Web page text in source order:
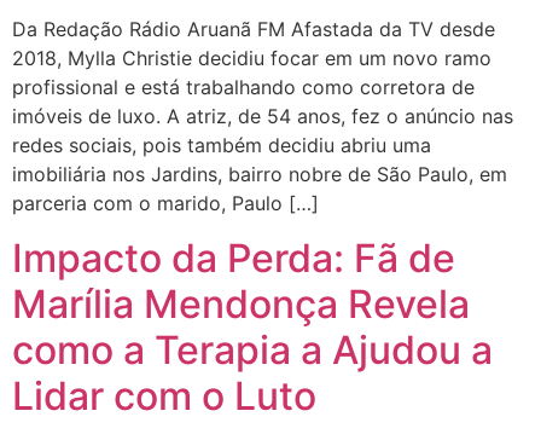
Da Redação Rádio Aruanã FM Afastada da TV desde
2018, Mylla Christie decidiu focar em um novo ramo
profissional e está trabalhando como corretora de
imóveis de luxo. A atriz, de 54 anos, fez o anúncio nas
redes sociais, pois também decidiu abriu uma
imobiliária nos Jardins, bairro nobre de São Paulo, em
parceria com o marido, Paulo […]
Impacto da Perda: Fã de
Marília Mendonça Revela
como a Terapia a Ajudou a
Lidar com o Luto